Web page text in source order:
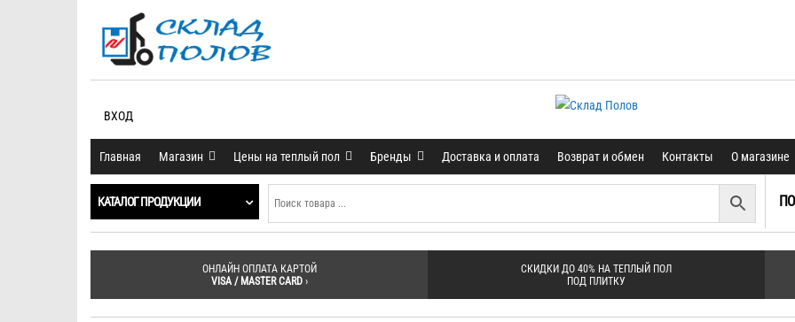
ВХОД
Главная Магазин Цены на теплый пол Бренды Доставка и оплата Возврат и обмен Контакты О магазине
КАТАЛОГ ПРОДУКЦИИ
ОНЛАЙН ОПЛАТА КАРТОЙ
VISA / MASTER CARD›
СКИДКИ ДО 40% НА ТЕПЛЫЙ ПОЛ
ПОД ПЛИТКУ